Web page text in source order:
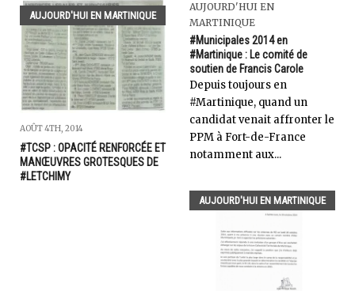
AUJOURD'HUI EN MARTINIQUE
AOÛT 4TH, 2014
#TCSP : OPACITÉ RENFORCÉE ET
MANŒUVRES GROTESQUES DE
#LETCHIMY
AUJOURD'HUI EN
MARTINIQUE
#Municipales 2014 en
#Martinique : Le comité de
soutien de Francis Carole
Depuis toujours en
#Martinique, quand un
candidat venait affronter le
PPM à Fort-de-France
notamment aux...
AUJOURD'HUI EN MARTINIQUE